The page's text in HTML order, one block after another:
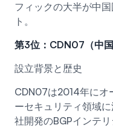
フィックの大半が中
ト。
第3位：CDN07（中
設立背景と歴史
CDN07は2014年にオ
ーセキュリティ領域
社開発のBGPインテ